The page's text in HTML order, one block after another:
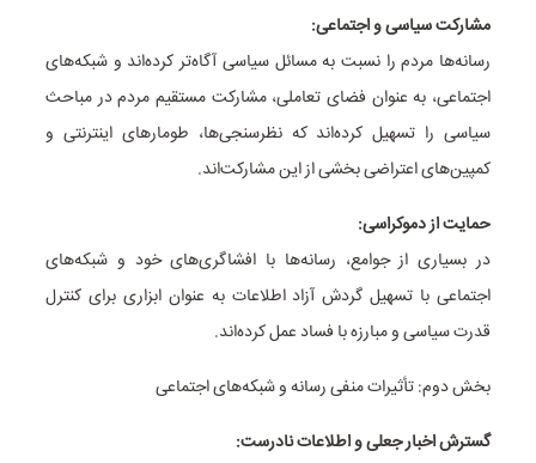
مشارکت سیاسی و اجتماعی:
رسانه‌ها مردم را نسبت به مسائل سیاسی آگاه‌تر کرده‌اند و شبکه‌های
اجتماعی، به عنوان فضای تعاملی، مشارکت مستقیم مردم در مباحث
سیاسی را تسهیل کرده‌اند که نظرسنجی‌ها، طومارهای اینترنتی و
کمپین‌های اعتراضی بخشی از این مشارکت‌اند.
حمایت از دموکراسی:
در بسیاری از جوامع، رسانه‌ها با افشاگری‌های خود و شبکه‌های
اجتماعی با تسهیل گردش آزاد اطلاعات به عنوان ابزاری برای کنترل
قدرت سیاسی و مبارزه با فساد عمل کرده‌اند.
بخش دوم: تأثیرات منفی رسانه و شبکه‌های اجتماعی
گسترش اخبار جعلی و اطلاعات نادرست: